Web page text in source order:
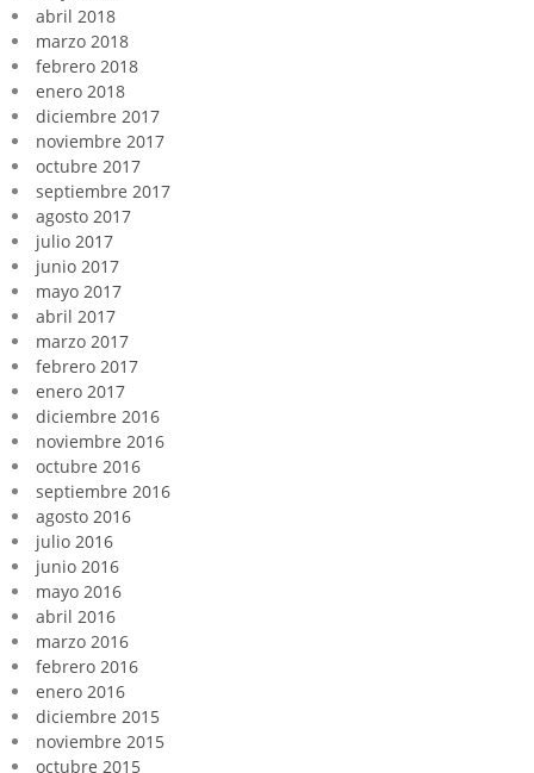
abril 2018
marzo 2018
febrero 2018
enero 2018
diciembre 2017
noviembre 2017
octubre 2017
septiembre 2017
agosto 2017
julio 2017
junio 2017
mayo 2017
abril 2017
marzo 2017
febrero 2017
enero 2017
diciembre 2016
noviembre 2016
octubre 2016
septiembre 2016
agosto 2016
julio 2016
junio 2016
mayo 2016
abril 2016
marzo 2016
febrero 2016
enero 2016
diciembre 2015
noviembre 2015
octubre 2015